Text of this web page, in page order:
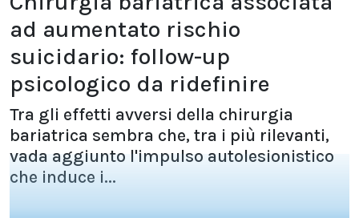
ad aumentato rischio
suicidario: follow-up
psicologico da ridefinire
Tra gli effetti avversi della chirurgia
bariatrica sembra che, tra i più rilevanti,
vada aggiunto l'impulso autolesionistico
che induce i...